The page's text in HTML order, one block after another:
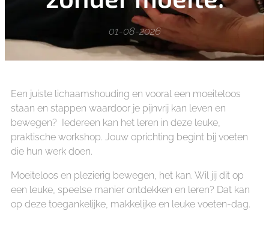
01-08-2026
Een juiste lichaamshouding en vooral een moeiteloos
staan en stappen waardoor je pijnvrij kan leven en
bewegen? Iedereen kan het leren in deze leuke,
praktische workshop. Jouw oprichting begint bij voeten
die hun werk doen.
Moeiteloos en plezierig bewegen, het kan. Wil jij dit op
een leuke, speelse manier ontdekken en leren? Dat kan
op deze toegankelijke, makkelijke en leuke voeten-dag.